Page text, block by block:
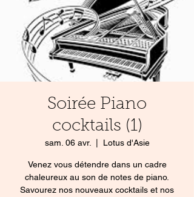
Soirée Piano
cocktails (1)
sam. 06 avr. Lotus d'Asie
Venez vous détendre dans un cadre
chaleureux au son de notes de piano.
Savourez nos nouveaux cocktails et nos